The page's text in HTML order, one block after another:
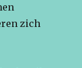
zich